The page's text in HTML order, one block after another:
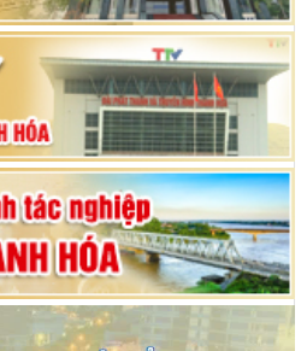
XVIII, nhiệm kỳ 2021 - 2026
thứ hai bốn, Hội đồng nhân dân